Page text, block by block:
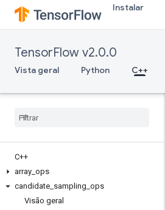
Instalar
TensorFlow v2.0.0
Vista geral Python C++
C++
array ops
candidate sampling ops
Visão geral